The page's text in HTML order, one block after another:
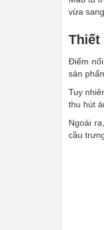
vừa
Thiết
Điểm
sản
Tuy
thu hút
Ngoài
cầu